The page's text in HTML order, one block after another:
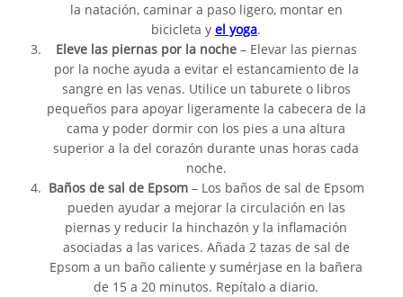
la natación, caminar a paso ligero, montar en
bicicleta y el yoga.
Eleve las piernas por la noche– Elevar las piernas
por la noche ayuda a evitar el estancamiento de la
sangre en las venas. Utilice un taburete o libros
pequeños para apoyar ligeramente la cabecera de la
cama y poder dormir con los pies a una altura
superior a la del corazón durante unas horas cada
noche.
Baños de sal de Epsom– Los baños de sal de Epsom
pueden ayudar a mejorar la circulación en las
piernas y reducir la hinchazón y la inflamación
asociadas a las varices. Añada 2 tazas de sal de
Epsom a un baño caliente y sumérjase en la bañera
de 15 a 20 minutos. Repítalo a diario.